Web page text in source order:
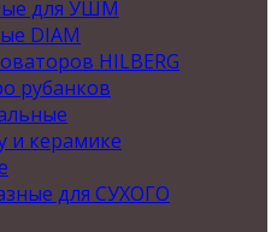
для УШМ
DIAM
HILBERG
рубанков
и керамике
для СУХОГО